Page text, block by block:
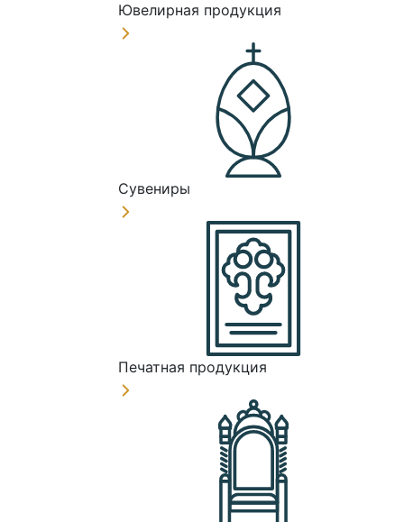
Ювелирная продукция
Сувениры
Печатная продукция